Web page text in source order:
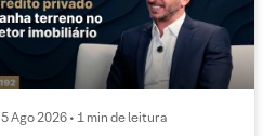
5 Ago 2026 • 1 min de leitura